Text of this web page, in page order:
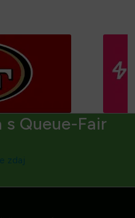
s Queue-Fair